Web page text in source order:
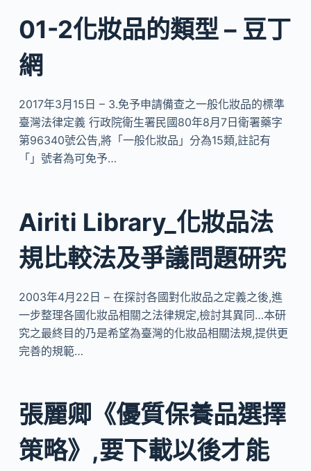
01-2化妝品的類型 – 豆丁
網
2017年3月15日 – 3.免予申請備查之一般化妝品的標準
臺灣法律定義 行政院衛生署民國80年8月7日衛署藥字
第96340號公告,將「一般化妝品」分為15類,註記有
「」號者為可免予…
Airiti Library_化妝品法
規比較法及爭議問題研究
2003年4月22日 – 在探討各國對化妝品之定義之後,進
一步整理各國化妝品相關之法律規定,檢討其異同…本研
究之最終目的乃是希望為臺灣的化妝品相關法規,提供更
完善的規範…
張麗卿《優質保養品選擇
策略》,要下載以後才能